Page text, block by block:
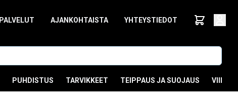
PALVELUT AJANKOHTAISTA YHTEYSTIEDOT
PUHDISTUS TARVIKKEET TEIPPAUS JA SUOJAUS